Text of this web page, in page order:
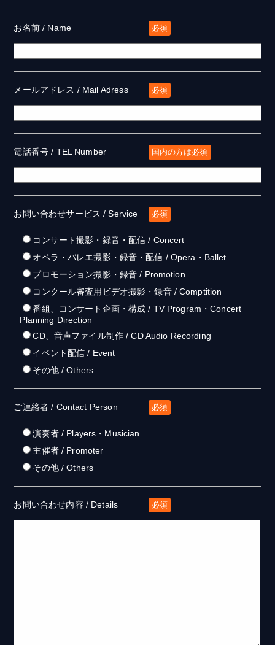
お名前 / Name 必須
メールアドレス / Mail Adress 必須
電話番号 / TEL Number 国内の方は必須
お問い合わせサービス / Service 必須
コンサート撮影・録音・配信 / Concert
オペラ・バレエ撮影・録音・配信 / Opera・Ballet
プロモーション撮影・録音 / Promotion
コンクール審査用ビデオ撮影・録音 / Comptition
番組、コンサート企画・構成 / TV Program・Concert
Planning Direction
CD、音声ファイル制作 / CD Audio Recording
イベント配信 / Event
その他 / Others
ご連絡者 / Contact Person 必須
演奏者 / Players・Musician
主催者 / Promoter
その他 / Others
お問い合わせ内容 / Details 必須